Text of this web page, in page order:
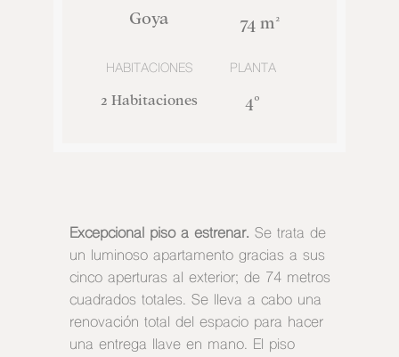
Goya 74 m²
HABITACIONES
2 Habitaciones
PLANTA
4°
Excepcional piso a estrenar. Se trata de
un luminoso apartamento gracias a sus
cinco aperturas al exterior; de 74 metros
cuadrados totales. Se lleva a cabo una
renovación total del espacio para hacer
una entrega llave en mano. El piso